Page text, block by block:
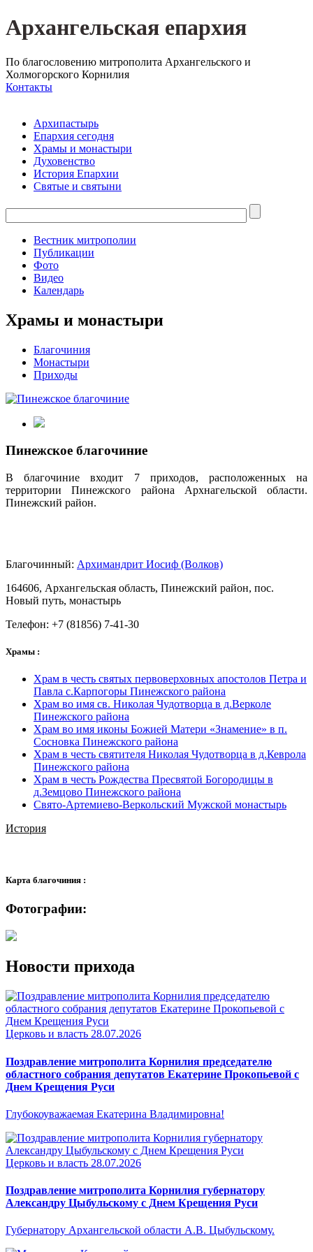
Архангельская епархия
По благословению митрополита Архангельского и
Холмогорского Корнилия
Контакты
Архипастырь
Епархия сегодня
Храмы и монастыри
Духовенство
История Епархии
Святые и святыни
Вестник митрополии
Публикации
Фото
Видео
Календарь
Храмы и монастыри
Благочиния
Монастыри
Приходы
Пинежское благочиние
В благочиние входит 7 приходов, расположенных на
территории Пинежского района Архнагельской области.
Пинежский район.
Благочинный: Архимандрит Иосиф (Волков)
164606, Архангельская область, Пинежский район, пос.
Новый путь, монастырь
Телефон: +7 (81856) 7-41-30
Храмы :
Храм в честь святых первоверховных апостолов Петра и
Павла с.Карпогоры Пинежского района
Храм во имя св. Николая Чудотворца в д.Верколе
Пинежского района
Храм во имя иконы Божией Матери «Знамение» в п.
Сосновка Пинежского района
Храм в честь святителя Николая Чудотворца в д.Кеврола
Пинежского района
Храм в честь Рождества Пресвятой Богородицы в
д.Земцово Пинежского района
Свято-Артемиево-Веркольский Мужской монастырь
История
Карта благочиния :
Фотографии:
Новости прихода
Церковь и власть 28.07.2026
Поздравление митрополита Корнилия председателю
областного собрания депутатов Екатерине Прокопьевой с
Днем Крещения Руси
Глубокоуважаемая Екатерина Владимировна!
Церковь и власть 28.07.2026
Поздравление митрополита Корнилия губернатору
Александру Цыбульскому с Днем Крещения Руси
Губернатору Архангельской области А.В. Цыбульскому.